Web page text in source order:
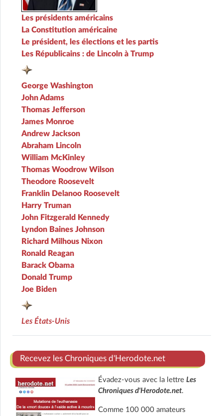
Les présidents américains
La Constitution américaine
Le président, les élections et les partis
Les Républicains : de Lincoln à Trump
George Washington
John Adams
Thomas Jefferson
James Monroe
Andrew Jackson
Abraham Lincoln
William McKinley
Thomas Woodrow Wilson
Theodore Roosevelt
Franklin Delanoo Roosevelt
Harry Truman
John Fitzgerald Kennedy
Lyndon Baines Johnson
Richard Milhous Nixon
Ronald Reagan
Barack Obama
Donald Trump
Joe Biden
Les États-Unis
Recevez les Chroniques d'Herodote.net
Évadez-vous avec la lettre Les
Chroniques d'Herodote.net.
Comme 100 000 amateurs